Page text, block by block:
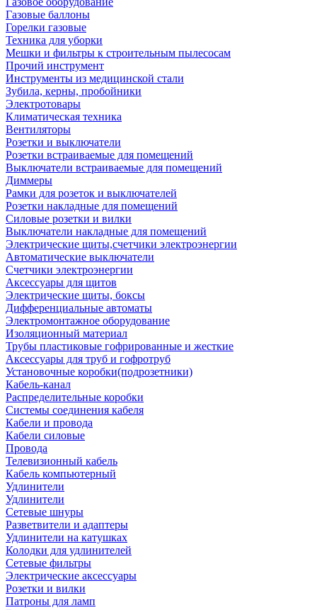
Газовые баллоны
Горелки газовые
Техника для уборки
Мешки и фильтры к строительным пылесосам
Прочий инструмент
Инструменты из медицинской стали
Зубила, керны, пробойники
Электротовары
Климатическая техника
Вентиляторы
Розетки и выключатели
Розетки встраиваемые для помещений
Выключатели встраиваемые для помещений
Диммеры
Рамки для розеток и выключателей
Розетки накладные для помещений
Силовые розетки и вилки
Выключатели накладные для помещений
Электрические щиты,счетчики электроэнергии
Автоматические выключатели
Счетчики электроэнергии
Аксессуары для щитов
Электрические щиты, боксы
Дифференциальные автоматы
Электромонтажное оборудование
Изоляционный материал
Трубы пластиковые гофрированные и жесткие
Аксессуары для труб и гофротруб
Установочные коробки(подрозетники)
Кабель-канал
Распределительные коробки
Системы соединения кабеля
Кабели и провода
Кабели силовые
Провода
Телевизионный кабель
Кабель компьютерный
Удлинители
Удлинители
Сетевые шнуры
Разветвители и адаптеры
Удлинители на катушках
Колодки для удлинителей
Сетевые фильтры
Электрические аксессуары
Розетки и вилки
Патроны для ламп